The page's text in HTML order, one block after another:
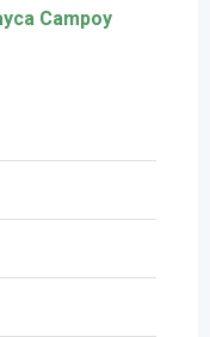
Campoy